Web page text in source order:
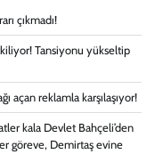
çıkmadı!
Tansiyonu yükseltip
açan reklamla karşılaşıyor!
kala Devlet Bahçeli’den
göreve, Demirtaş evine